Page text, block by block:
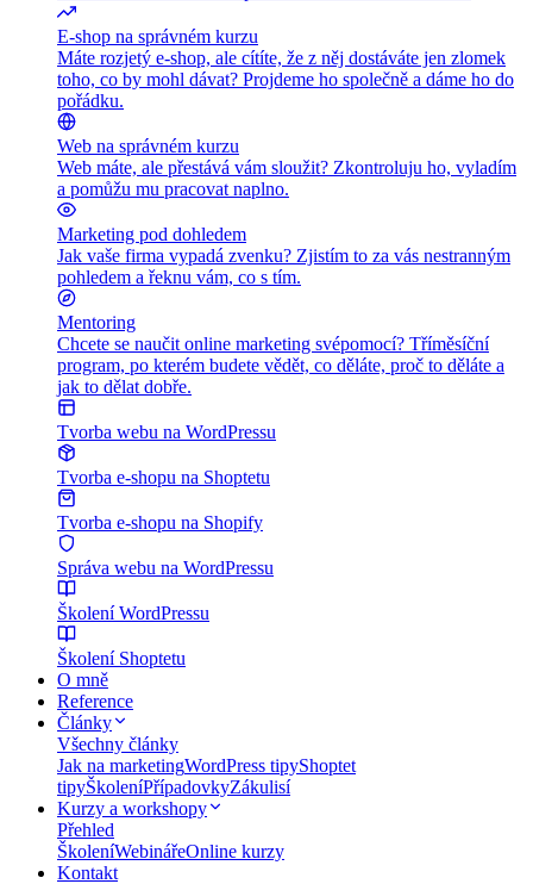
E-shop na správném kurzu
Máte rozjetý e-shop, ale cítíte, že z něj dostáváte jen zlomek
toho, co by mohl dávat? Projdeme ho společně a dáme ho do
pořádku.
Web na správném kurzu
Web máte, ale přestává vám sloužit? Zkontroluju ho, vyladím
a pomůžu mu pracovat naplno.
Marketing pod dohledem
Jak vaše firma vypadá zvenku? Zjistím to za vás nestranným
pohledem a řeknu vám, co s tím.
Mentoring
Chcete se naučit online marketing svépomocí? Tříměsíční
program, po kterém budete vědět, co děláte, proč to děláte a
jak to dělat dobře.
Tvorba webu na WordPressu
Tvorba e-shopu na Shoptetu
Tvorba e-shopu na Shopify
Správa webu na WordPressu
Školení WordPressu
Školení Shoptetu
O mně
Reference
Články
Všechny články
Jak na marketingWordPress tipyShoptet
tipyŠkoleníPřípadovkyZákulisí
Kurzy a workshopy
Přehled
ŠkoleníWebinářeOnline kurzy
Kontakt